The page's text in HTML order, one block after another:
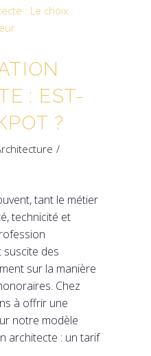
: EST-
?
tant le métier
technicité et
suscite des
sur la manière
Chez
à offrir une
notre modèle
architecte : un tarif